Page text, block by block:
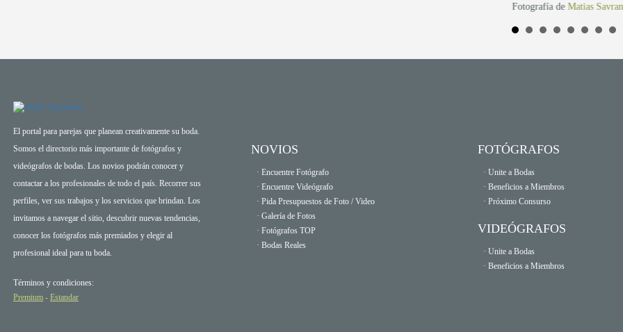
Fotografía de Matias
El portal para parejas que planean creativamente su boda.
Somos el directorio más importante de fotógrafos y
videógrafos de bodas. Los novios podrán conocer y
contactar a los profesionales de todo el país. Recorrer sus
perfiles, ver sus trabajos y los servicios que brindan. Los
invitamos a navegar el sitio, descubrir nuevas tendencias,
conocer los fotógrafos más premiados y elegir al
profesional ideal para tu boda.
Términos y condiciones:
Premium - Estandar
NOVIOS
· Encuentre Fotógrafo
· Encuentre Videógrafo
· Pida Presupuestos de Foto / Video
· Galería de Fotos
· Fotógrafos TOP
· Bodas Reales
FOTÓGRAFOS
· Unite a Bodas
· Beneficios a Miembros
· Próximo Consurso
VIDEÓGRAFOS
· Unite a Bodas
· Beneficios a Miembros